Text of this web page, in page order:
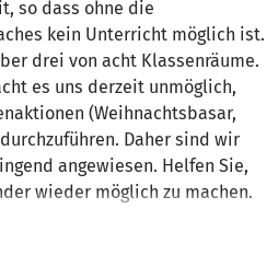
so dass ohne die
kein Unterricht möglich ist.
drei von acht Klassenräume.
es uns derzeit unmöglich,
(Weihnachtsbasar,
Daher sind wir
angewiesen. Helfen Sie,
wieder möglich zu machen.
sollte bis Ende Januar